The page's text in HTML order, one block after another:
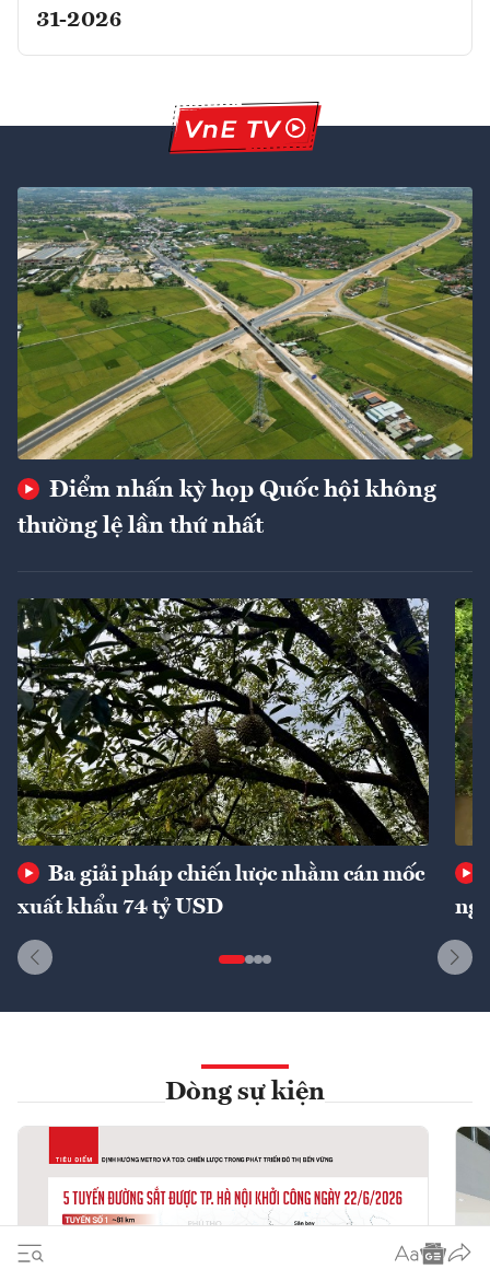
31-2026
Điểm nhấn kỳ họp Quốc hội không
thường lệ lần thứ nhất
Ba giải pháp chiến lược nhằm cán mốc
xuất khẩu 74 tỷ USD
Dòng sự kiện